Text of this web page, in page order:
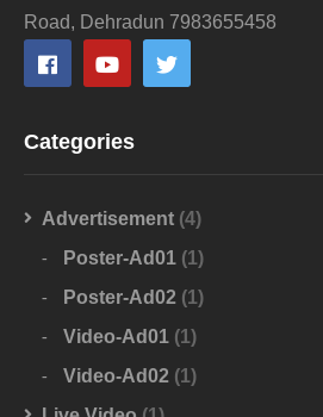
Road, Dehradun 7983655458
Categories
Advertisement (4)
Poster-Ad01 (1)
Poster-Ad02 (1)
Video-Ad01 (1)
Video-Ad02 (1)